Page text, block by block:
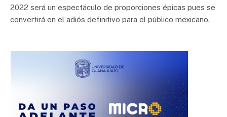
2022 será un espectáculo de proporciones épicas pues se
convertirá en el adiós definitivo para el público mexicano.